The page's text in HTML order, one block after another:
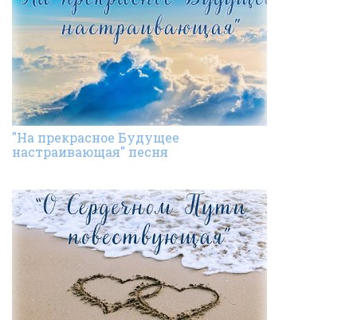
"На прекрасное Будущее
настраивающая" песня